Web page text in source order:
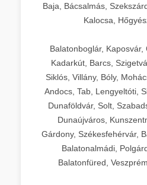
Baja, Bácsalmás,
Kalocsa,
Balatonboglár, Kaposvár,
Kadarkút, Barcs,
Siklós, Villány, Bóly,
Andocs, Tab, Lengyeltóti,
Dunaföldvár, Solt,
Dunaújváros,
Gárdony, Székesfehérvár,
Balatonalmádi,
Balatonfüred,